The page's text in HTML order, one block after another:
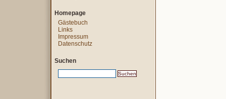
Homepage
Gästebuch
Links
Impressum
Datenschutz
Suchen